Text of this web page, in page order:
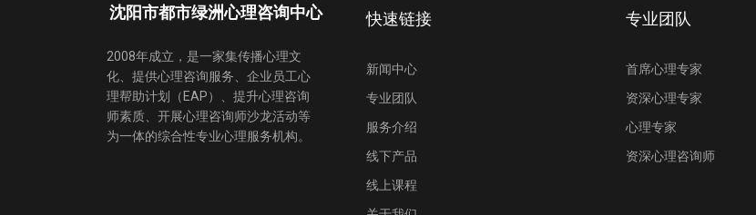
沈阳市都市绿洲心理咨询中心
2008年成立，是一家集传播心理文
化、提供心理咨询服务、企业员工心
理帮助计划（EAP）、提升心理咨询
师素质、开展心理咨询师沙龙活动等
为一体的综合性专业心理服务机构。
快速链接
新闻中心
专业团队
服务介绍
线下产品
线上课程
专业团队
首席心理专家
资深心理专家
心理专家
资深心理咨询师